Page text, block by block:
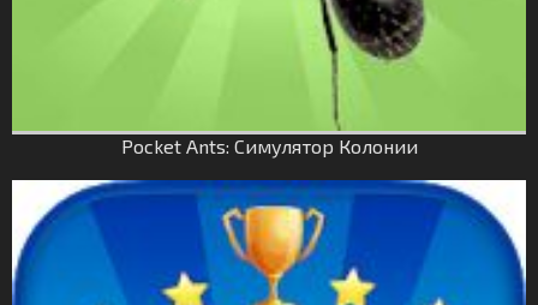
Pocket Ants: Симулятор Колонии